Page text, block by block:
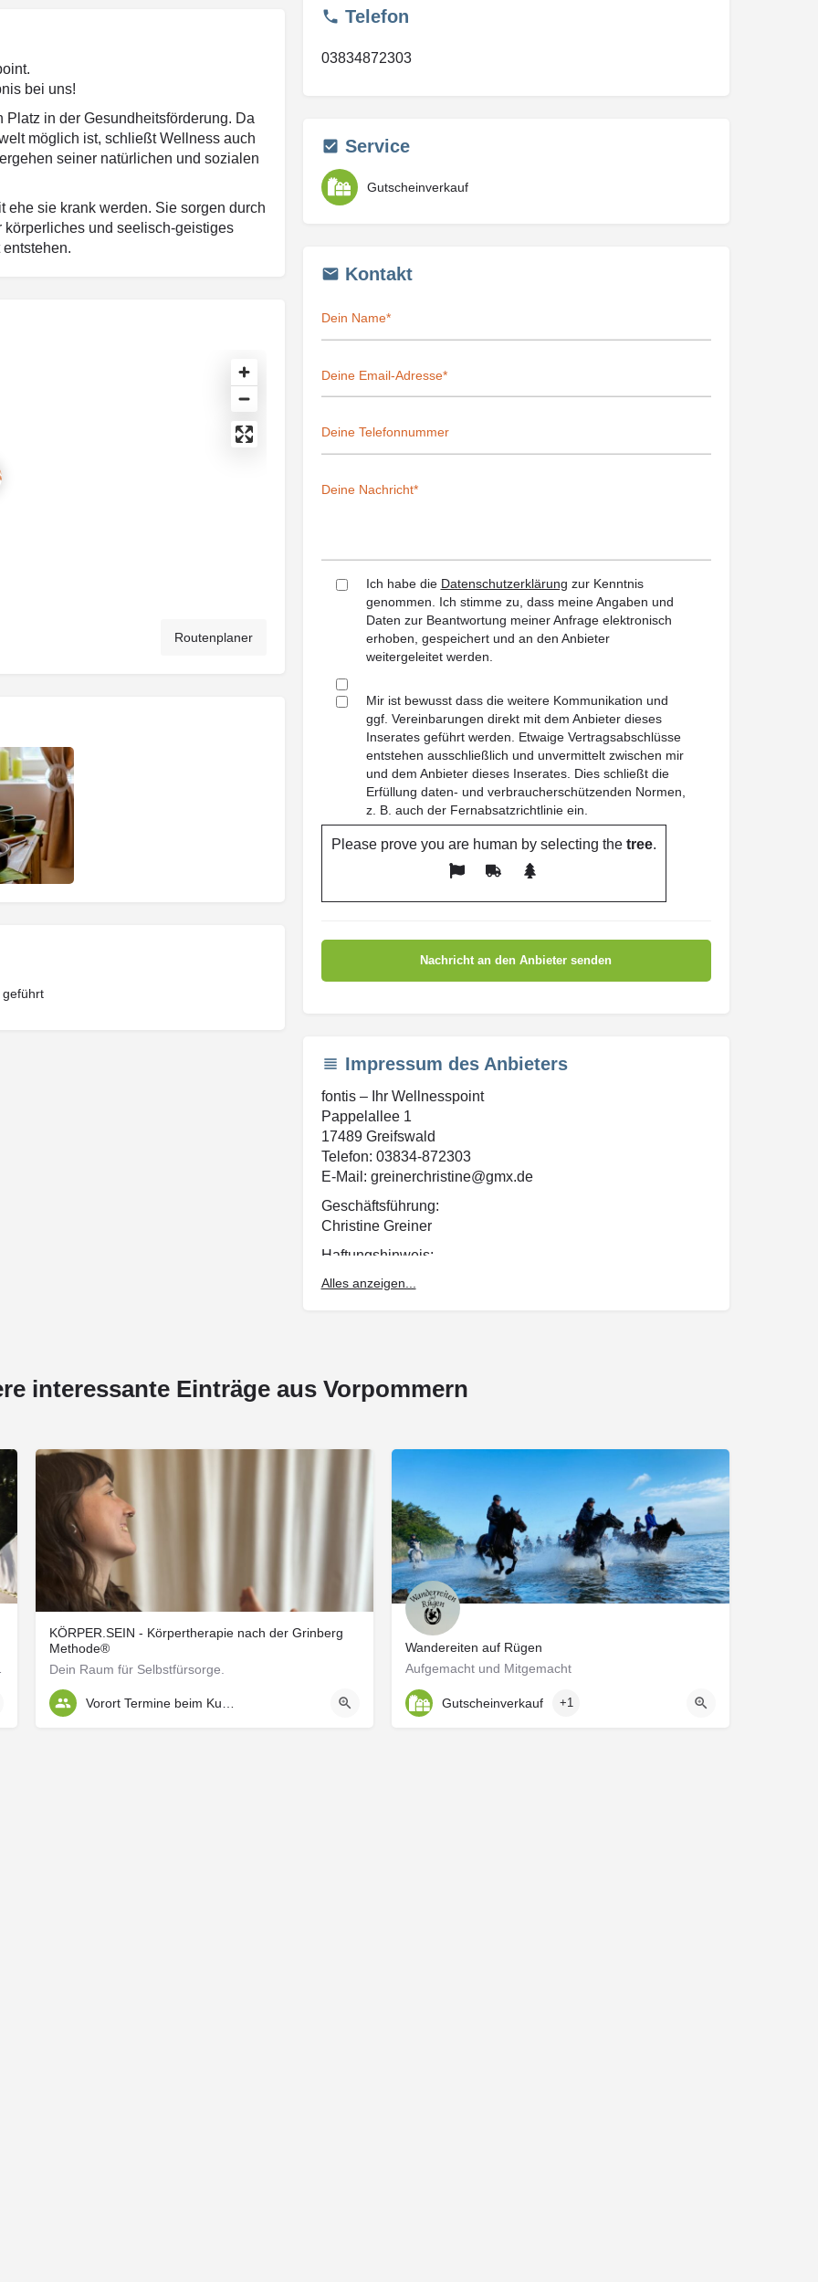
bei uns!
in der Gesundheitsförderung. Da
möglich ist, schließt Wellness auch
seiner natürlichen und sozialen
sie krank werden. Sie sorgen durch
und seelisch-geistiges
Routenplaner
Telefon
03834872303
Service
Gutscheinverkauf
Kontakt
Ich habe die Datenschutzerklärung zur Kenntnis
genommen. Ich stimme zu, dass meine Angaben und
Daten zur Beantwortung meiner Anfrage elektronisch
erhoben, gespeichert und an den Anbieter
weitergeleitet werden.
Mir ist bewusst dass die weitere Kommunikation und
ggf. Vereinbarungen direkt mit dem Anbieter dieses
Inserates geführt werden. Etwaige Vertragsabschlüsse
entstehen ausschließlich und unvermittelt zwischen mir
und dem Anbieter dieses Inserates. Dies schließt die
Erfüllung daten- und verbraucherschützenden Normen,
z. B. auch der Fernabsatzrichtlinie ein.
Please prove you are human by selecting thetree.
Impressum des Anbieters
fontis – Ihr Wellnesspoint
Pappelallee 1
17489 Greifswald
Telefon: 03834-872303
E-Mail: greinerchristine@gmx.de
Geschäftsführung:
Christine Greiner
Haftungshinweis:
Fotos, Logos und Grafiken unterliegen dem Urheberschutz.
Sie dürfen nicht ohne Erlaubnis kopiert, verbreitet oder
Alles anzeigen...
interessante Einträge aus Vorpommern
KÖRPER.SEIN - Körpertherapie nach der Grinberg
Methode®
Dein Raum für Selbstfürsorge.
Wandereiten auf Rügen
Aufgemacht und Mitgemacht
Gutscheinverkauf +1